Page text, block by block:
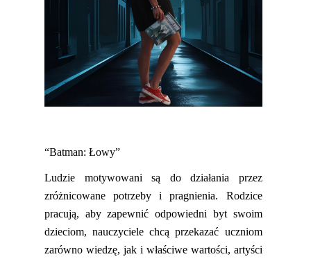
“Batman: Łowy”
Ludzie motywowani są do działania przez
zróżnicowane potrzeby
i pragnienia. Rodzice
pracują, aby zapewnić odpowiedni byt swoim
dzieciom, nauczyciele chcą przekazać uczniom
zarówno wiedzę, jak i właściwe wartości, artyści